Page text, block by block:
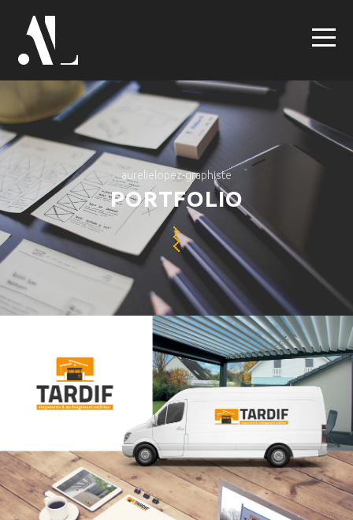
aurelielopez-graphiste
PORTFOLIO